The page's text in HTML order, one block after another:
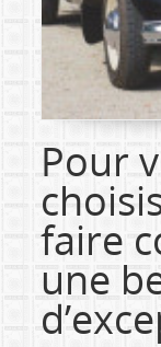
Pour
faire
une